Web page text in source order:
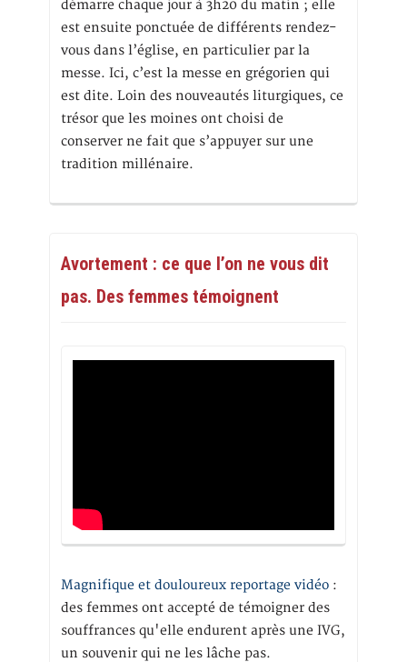
démarre chaque jour à 3h20 du matin ; elle
est ensuite ponctuée de différents rendez-
vous dans l’église, en particulier par la
messe. Ici, c’est la messe en grégorien qui
est dite. Loin des nouveautés liturgiques, ce
trésor que les moines ont choisi de
conserver ne fait que s’appuyer sur une
tradition millénaire.
Avortement : ce que l’on ne vous dit
pas. Des femmes témoignent
Magnifique et douloureux reportage vidéo :
des femmes ont accepté de témoigner des
souffrances qu'elle endurent après une IVG,
un souvenir qui ne les lâche pas.